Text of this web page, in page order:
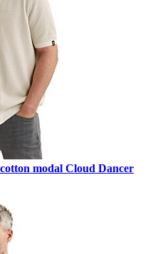
modal Cloud Dancer